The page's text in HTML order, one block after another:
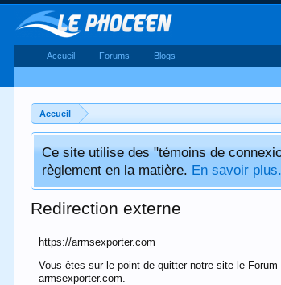
Accueil
Ce site utilise des "témoins de
règlement en la matière. En savoir plus.
Redirection externe
https://armsexporter.com
Vous êtes sur le point de quitter notre site le
armsexporter.com.
Accueil Forums Blogs